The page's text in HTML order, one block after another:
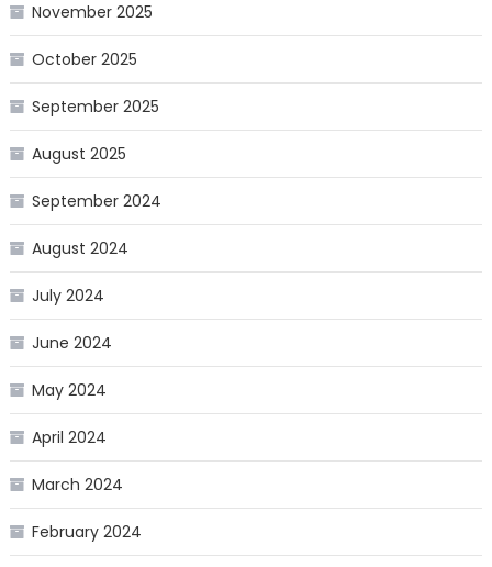
November 2025
October 2025
September 2025
August 2025
September 2024
August 2024
July 2024
June 2024
May 2024
April 2024
March 2024
February 2024